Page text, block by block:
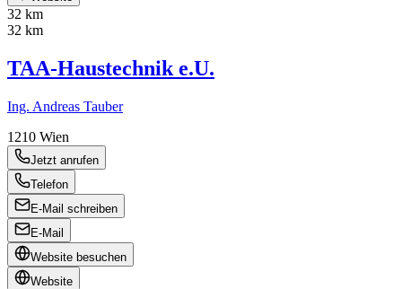
32 km
32 km
TAA-Haustechnik e.U.
Ing. Andreas Tauber
1210 Wien
Jetzt anrufen
Telefon
E-Mail schreiben
E-Mail
Website besuchen
Website